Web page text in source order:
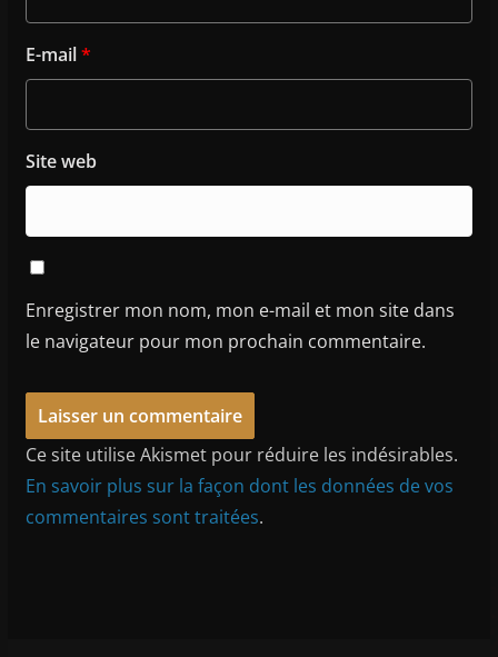
E-mail*
Site web
Enregistrer mon nom, mon e-mail et mon site dans
le navigateur pour mon prochain commentaire.
Ce site utilise Akismet pour réduire les indésirables.
En savoir plus sur la façon dont les données de vos
commentaires sont traitées.